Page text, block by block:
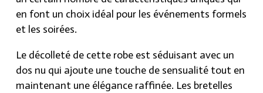
sécurisée. Faites-vous plaisir avec cette robe
élégante et simpliste qui fera de vous le centre
en font un choix idéal pour les événements formels
et les soirées.
Le décolleté de cette robe est séduisant avec un
dos nu qui ajoute une touche de sensualité tout en
maintenant une élégance raffinée. Les bretelles